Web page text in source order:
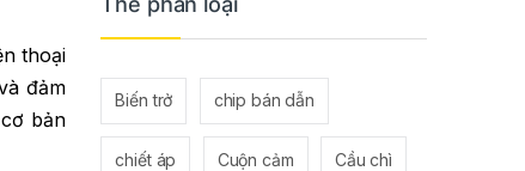
thoại
đảm
bản
Biến trở chip bán dẫn
chiết áp Cuộn cảm Cầu chì